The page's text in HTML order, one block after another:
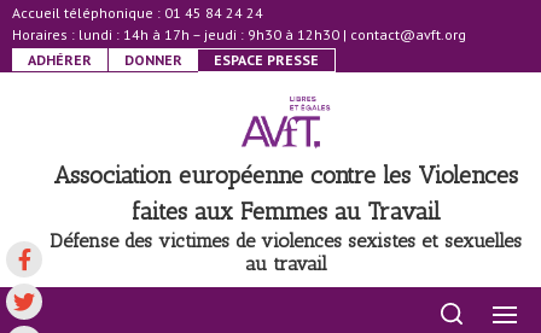
Accueil téléphonique : 01 45 84 24 24
Horaires : lundi : 14h à 17h – jeudi : 9h30 à 12h30 | contact@avft.org
ADHÉRER
DONNER ESPACE PRESSE
Association européenne contre les Violences
faites aux Femmes au Travail
Défense des victimes de violences sexistes et sexuelles
au travail